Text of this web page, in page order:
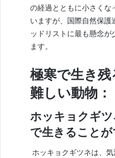
の経過とともに小さくな
いますが、国際自然保護
ッドリストに最も懸念が
ます。
極寒で生き
難しい動物：
ホッキョクギ
で生きること
ホッキョクギツネは、